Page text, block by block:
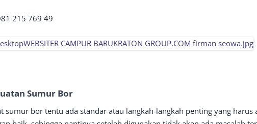
215 769 49
Sumur Bor
sumur bor tentu ada standar atau langkah-langkah penting yang harus